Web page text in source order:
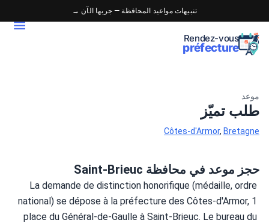
تنبيهات مواعيد المحافظة — جربها الآن →
Rendez-vous
préfecture
موعد
طلب تميّز
Côtes-d'Armor, Bretagne
حجز موعد في محافظة Saint-Brieuc
La demande de distinction honorifique (médaille, ordre
national) se dépose à la préfecture des Côtes-d'Armor, 1
place du Général-de-Gaulle à Saint-Brieuc. Le bureau du